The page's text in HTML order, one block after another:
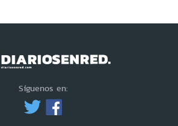
Síguenos en: